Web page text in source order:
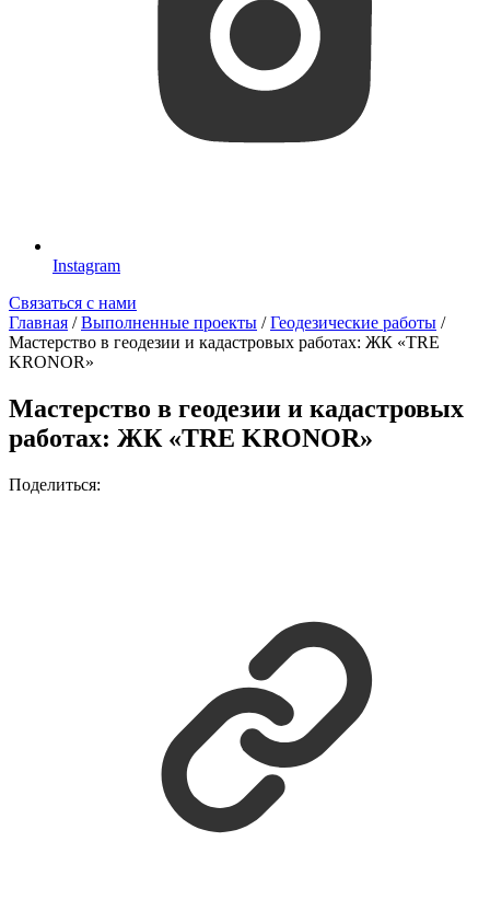
Instagram
Связаться с нами
Главная /Выполненные проекты /Геодезические работы /
Мастерство в геодезии и кадастровых работах: ЖК «TRE
KRONOR»
Мастерство в геодезии и кадастровых
работах: ЖК «TRE KRONOR»
Поделиться: